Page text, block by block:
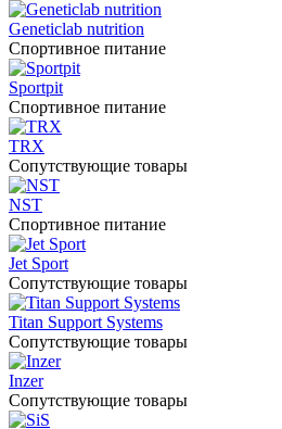
Geneticlab nutrition
Спортивное питание
Sportpit
Спортивное питание
TRX
Сопутствующие товары
NST
Спортивное питание
Jet Sport
Сопутствующие товары
Titan Support Systems
Сопутствующие товары
Inzer
Сопутствующие товары